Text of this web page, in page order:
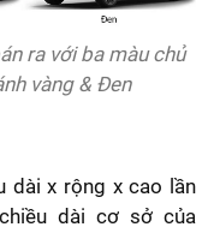
ra với ba màu chủ
vàng & Đen
dài x rộng x cao lần
dài cơ sở của